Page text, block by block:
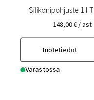
Silikonipohjuste 1 l
148,00€ / ast
Tuotetiedot
Varastossa